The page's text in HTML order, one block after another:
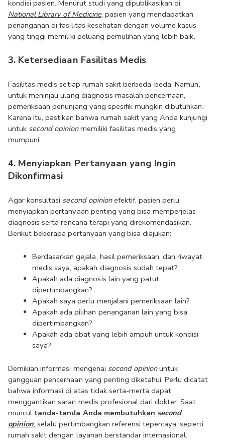
National Library of Medicine, pasien yang mendapatkan
penanganan di fasilitas kesehatan dengan volume kasus
yang tinggi memiliki peluang pemulihan yang lebih baik.
3. Ketersediaan Fasilitas Medis
Fasilitas medis setiap rumah sakit berbeda-beda. Namun,
untuk meninjau ulang diagnosis masalah pencernaan,
pemeriksaan penunjang yang spesifik mungkin dibutuhkan.
Karena itu, pastikan bahwa rumah sakit yang Anda kunjungi
untuk second opinion memiliki fasilitas medis yang
mumpuni.
4. Menyiapkan Pertanyaan yang Ingin
Dikonfirmasi
Agar konsultasi second opinion efektif, pasien perlu
menyiapkan pertanyaan penting yang bisa memperjelas
diagnosis serta rencana terapi yang direkomendasikan.
Berikut beberapa pertanyaan yang bisa diajukan:
Berdasarkan gejala, hasil pemeriksaan, dan riwayat
medis saya, apakah diagnosis sudah tepat?
Apakah ada diagnosis lain yang patut
dipertimbangkan?
Apakah saya perlu menjalani pemeriksaan lain?
Apakah ada pilihan penanganan lain yang bisa
dipertimbangkan?
Apakah ada obat yang lebih ampuh untuk kondisi
saya?
Demikian informasi mengenai second opinion untuk
gangguan pencernaan yang penting diketahui. Perlu dicatat
bahwa informasi di atas tidak serta-merta dapat
menggantikan saran medis profesional dari dokter. Saat
muncul tanda-tanda Anda membutuhkan second
opinion, selalu pertimbangkan referensi tepercaya, seperti
rumah sakit dengan layanan berstandar internasional.